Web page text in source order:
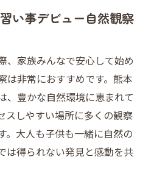
い事デビュー自然観察
、家族みんなで安心して始め
は非常におすすめです。熊本
、豊かな自然環境に恵まれて
スしやすい場所に多くの観察
。大人も子供も一緒に自然の
は得られない発見と感動を共